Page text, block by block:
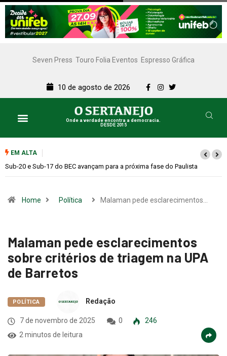
Seven Press Touro Folia Eventos Espresso Gráfica
10 de agosto de 2026
Onde a verdade encontra a democracia.
DESDE 2015
EM ALTA
Governo precisa dialogar mais e confrontar menos
Home Política Malaman pede esclarecimentos…
Malaman pede esclarecimentos
sobre critérios de triagem na UPA
de Barretos
POLÍTICA Redação
7 de novembro de 2025 0
246
2 minutos de leitura